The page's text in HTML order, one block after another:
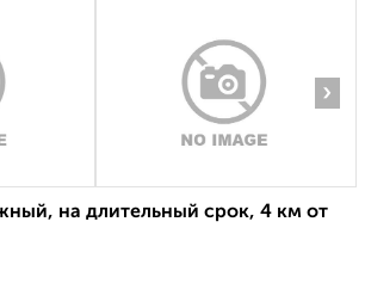
›
на длительный срок, 4 км от